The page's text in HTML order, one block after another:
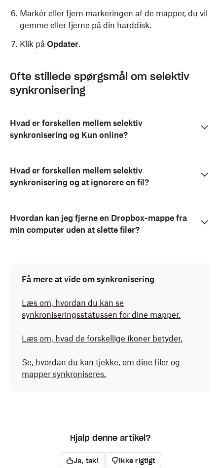
Markér eller fjern markeringen af de mapper, du vil
gemme eller fjerne på din harddisk.
Klik på Opdater.
Klik på
(Dropbox) på din menulinje.
Klik på din avatar (profilbillede eller initialer) i
Klik påPræferencer.
Klik på fanenSynkronisering
synkronisere til denne Mac(Mac).
Markér eller fjern markeringen af de mapper, du vil
Klik påOpdater.
Klik på
(Dropbox) i statusfeltet.
Klik påPræferencer
Vælg mapper, der skal tilføjes eller fjernes fra din
harddisk:
ønsker at synkronisere.
Fjern markeringen i afkrydsningsfeltet ud for de
synkroniseringen.
Klik påOK.
Ofte stillede spørgsmål om selektiv
synkronisering
Hvad er forskellen mellem selektiv
synkronisering og Kun online?
Hvad er forskellen mellem selektiv
synkronisering og at ignorere en fil?
Hvordan kan jeg fjerne en Dropbox-mappe fra
min computer uden at slette filer?
Få mere at vide om synkronisering
Læs om, hvordan du kan se
synkroniseringsstatussen for dine mapper.
Læs om, hvad de forskellige ikoner betyder.
Se, hvordan du kan tjekke, om dine filer og
mapper synkroniseres.
Hjalp denne artikel?
Ja, tak! Ikke rigtigt